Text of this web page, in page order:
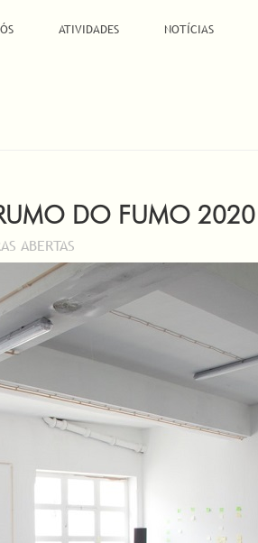
ATIVIDADES NOTÍCIAS
DO FUMO 2020
ABERTAS